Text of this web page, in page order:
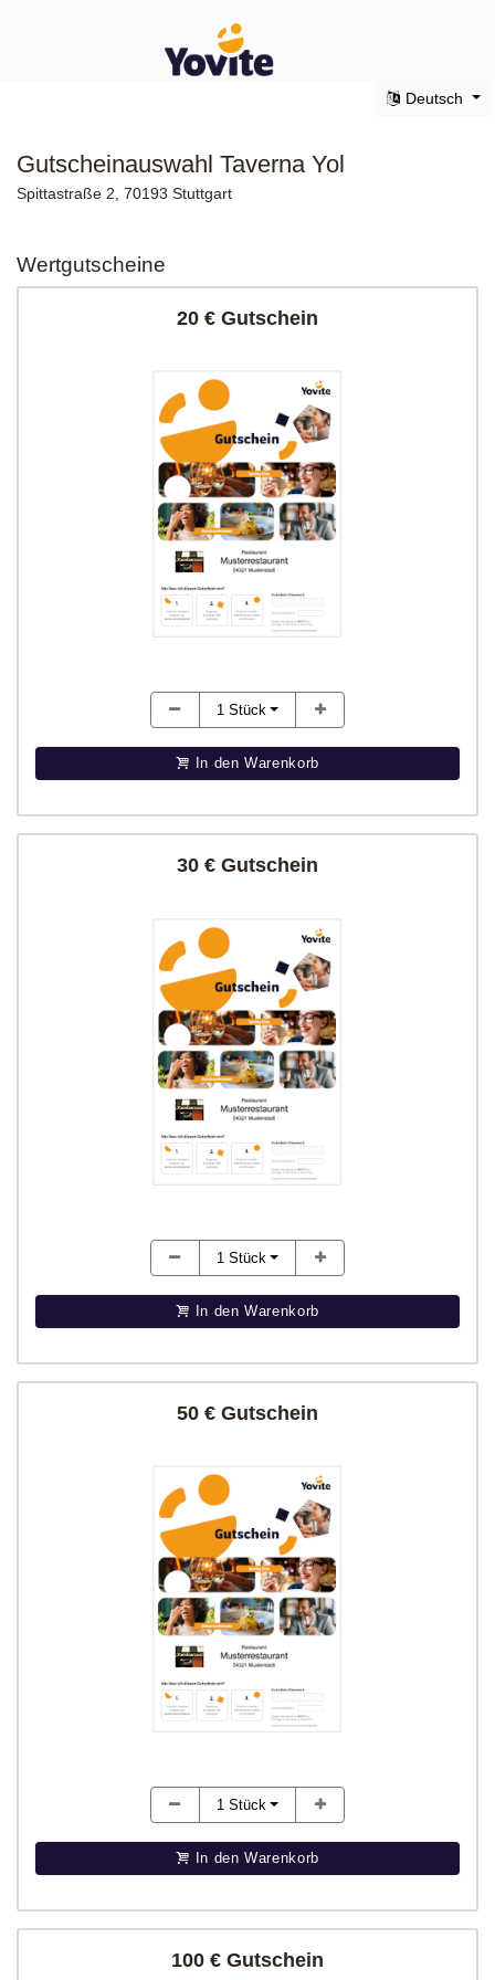
Deutsch
Gutscheinauswahl Taverna Yol
Spittastraße 2, 70193 Stuttgart
Wertgutscheine
20 € Gutschein
1 Stück
In den Warenkorb
30 € Gutschein
1 Stück
In den Warenkorb
50 € Gutschein
1 Stück
In den Warenkorb
100 € Gutschein